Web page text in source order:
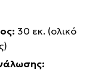
30 εκ. (ολικό